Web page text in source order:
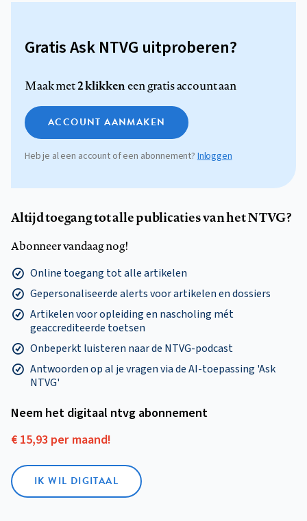
Gratis Ask NTVG uitproberen?
Maak met2 klikkeneen gratis account aan
ACCOUNT AANMAKEN
Heb je al een account of een abonnement?Inloggen
Altijd toegang tot alle publicaties van het NTVG?
Abonneer vandaag nog!
Online toegang tot alle artikelen
Gepersonaliseerde alerts voor artikelen en dossiers
Artikelen voor opleiding en nascholing mét
geaccrediteerde toetsen
Onbeperkt luisteren naar de NTVG-podcast
Antwoorden op al je vragen via de AI-toepassing 'Ask
NTVG'
Neem het digitaal ntvg abonnement
€ 15,93 per maand!
IK WIL DIGITAAL